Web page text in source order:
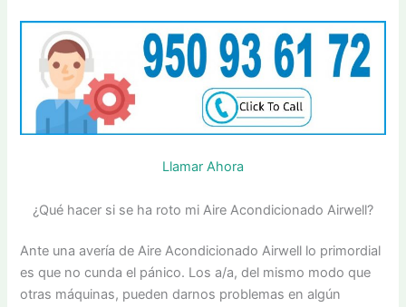
Llamar Ahora
¿Qué hacer si se ha roto mi Aire Acondicionado Airwell?
Ante una avería de Aire Acondicionado Airwell lo primordial
es que no cunda el pánico. Los a/a, del mismo modo que
otras máquinas, pueden darnos problemas en algún